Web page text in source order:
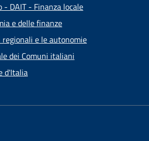
DAIT - Finanza locale
e delle finanze
e le autonomie
dei Comuni italiani
d'Italia